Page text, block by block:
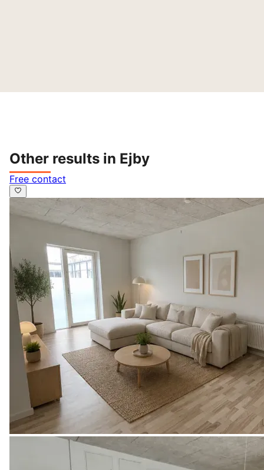
Other results in Ejby
Free contact